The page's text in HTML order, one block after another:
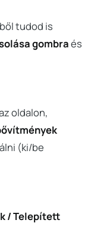
tudod is
gombraés
oldalon,
(ki/be
/ Telepített